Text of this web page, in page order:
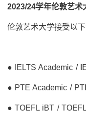
2023/24学年伦敦艺术
伦敦艺术大学接受以下
● IELTS Academic /
● PTE Academic /
● TOEFL iBT /